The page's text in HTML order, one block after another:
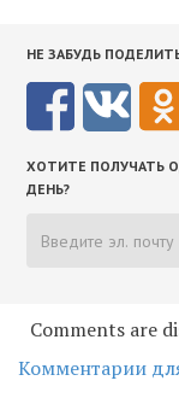
НЕ ЗАБУДЬ
ХОТИТЕ ПОЛУЧАТЬ
ДЕНЬ?
Comments are
Комментарии